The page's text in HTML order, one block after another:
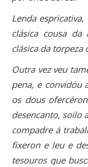
Lenda
clásica cousa
clásica da torpeza
Outra vez veu
pena, e convidóu
os dous
desencanto, soilo
compadre á
fixeron e leu e
tesouros que